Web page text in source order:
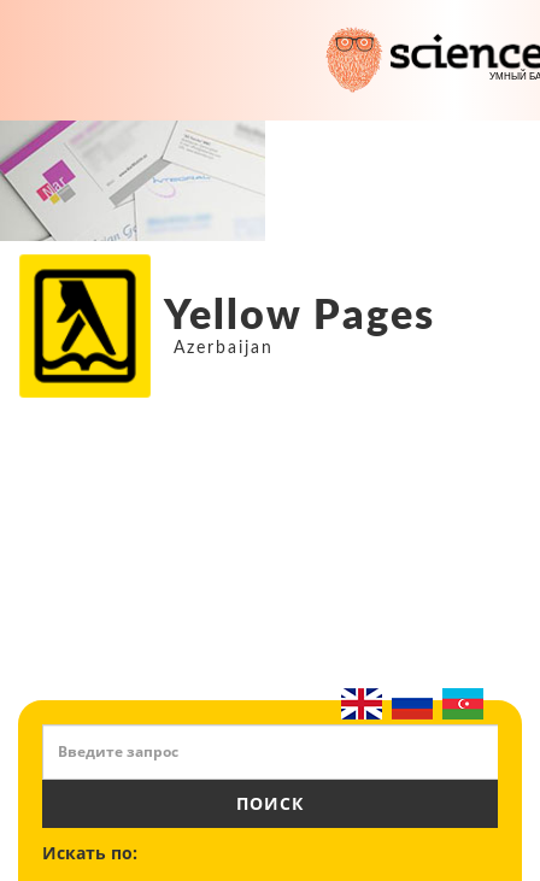
Yellow Pages
Azerbaijan
ПОИСК
Искать по: